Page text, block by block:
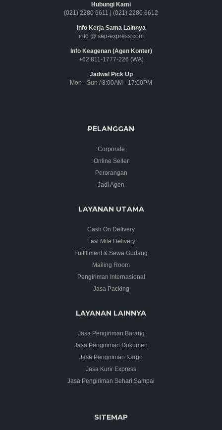
Hubungi Kami
(021) 2280 6611 | (021) 2280 6612
Info Kerja Sama Lainnya
info @ sap-express.com
Info Keagenan (Agen Konter)
+62 811-1777-226 (WA)
Jadwal Pick Up
Mon - Sun / 8:00AM - 17:00PM
PELANGGAN
Corporate
Online Seller
Perorangan
Jadi Agen
LAYANAN UTAMA
Cash On Delivery
Last Mile Delivery
Fulfillment & Sewa Gudang
Mailing Room
Pengiriman Internasional
Jasa Packing
LAYANAN LAINNYA
Jasa Pengiriman Barang
Jasa Pengiriman Dokumen
Jasa Pengiriman Kargo
Jasa Kurir Express
Jasa Pengiriman Sehari Sampai
SITEMAP